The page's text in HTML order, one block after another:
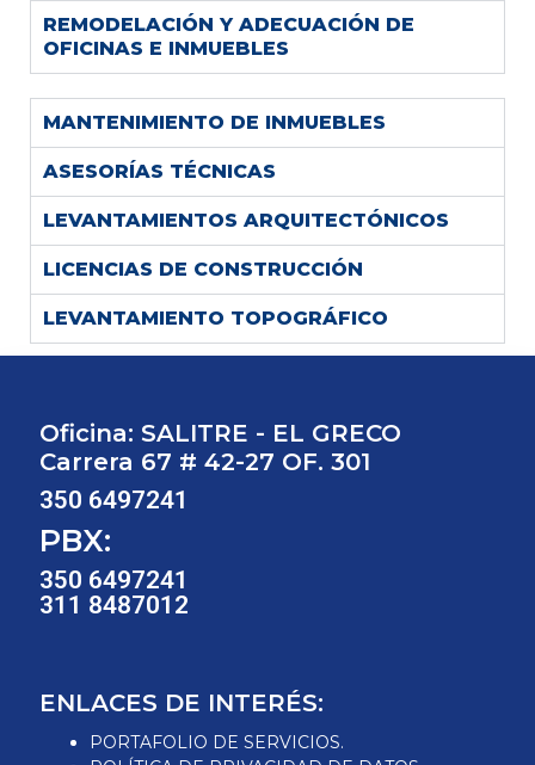
REMODELACIÓN Y ADECUACIÓN DE
OFICINAS E INMUEBLES
MANTENIMIENTO DE INMUEBLES
ASESORÍAS TÉCNICAS
LEVANTAMIENTOS ARQUITECTÓNICOS
LICENCIAS DE CONSTRUCCIÓN
LEVANTAMIENTO TOPOGRÁFICO
Oficina: SALITRE - EL GRECO
Carrera 67 # 42-27 OF. 301
350 6497241
PBX:
350 6497241
311 8487012
ENLACES DE INTERÉS:
PORTAFOLIO DE SERVICIOS.